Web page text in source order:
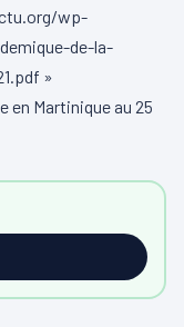
wp-
de-la-
»
en Martinique au 25